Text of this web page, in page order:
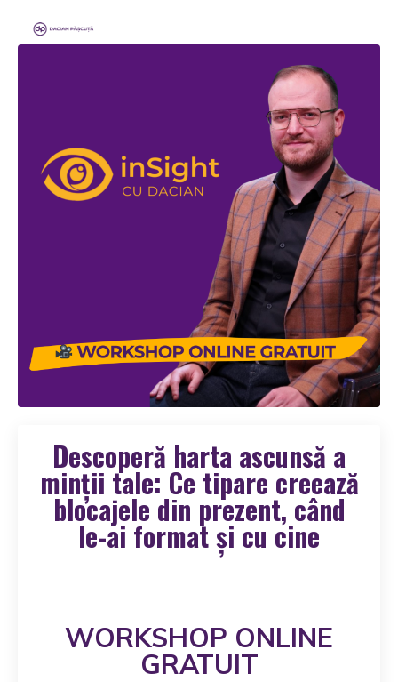
Descoperă harta ascunsă a
minții tale: Ce tipare creează
blocajele din prezent, când
le-ai format și cu cine
WORKSHOP ONLINE
GRATUIT